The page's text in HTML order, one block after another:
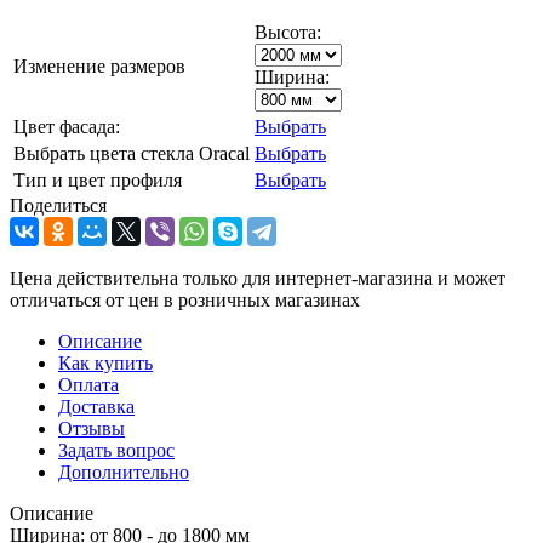
Изменение размеров
Высота:
Ширина:
Цвет фасада:
Выбрать
Выбрать цвета стекла Oracal Выбрать
Тип и цвет профиля
Выбрать
Поделиться
Цена действительна только для интернет-магазина и может
отличаться от цен в розничных магазинах
Описание
Как купить
Оплата
Доставка
Отзывы
Задать вопрос
Дополнительно
Описание
Ширина: от 800 - до 1800 мм